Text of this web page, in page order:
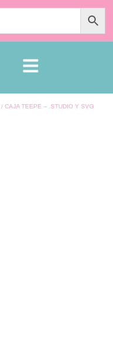
/ CAJA TEEPE – .STUDIO Y SVG